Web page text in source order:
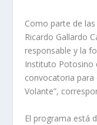
Como parte de
Ricardo Gallardo
responsable y la
Instituto Potosino
convocatoria para
Volante”,
El programa está